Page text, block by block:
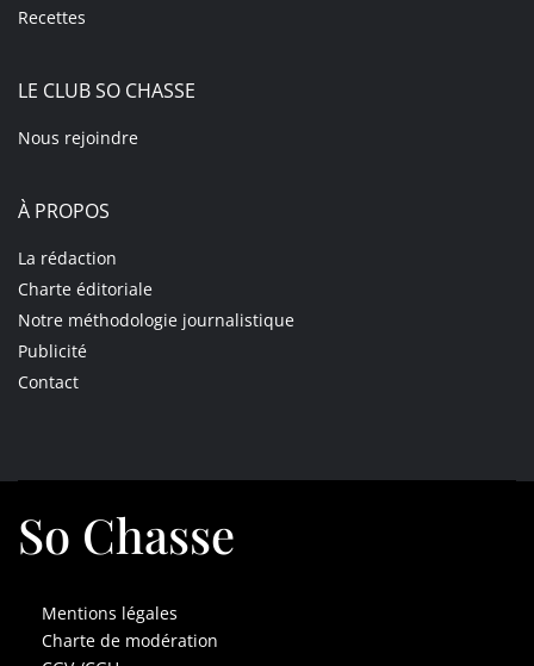
Recettes
LE CLUB SO CHASSE
Nous rejoindre
À PROPOS
La rédaction
Charte éditoriale
Notre méthodologie journalistique
Publicité
Contact
So Chasse
Mentions légales
Charte de modération